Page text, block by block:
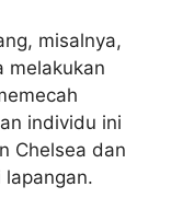
misalnya,
melakukan
individu ini
Chelsea dan